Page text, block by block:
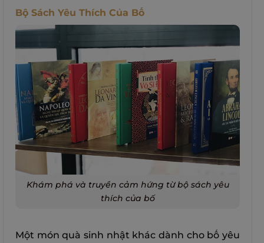
Bộ Sách Yêu Thích Của Bố
Khám phá và truyền cảm hứng từ bộ sách yêu
thích của bố
Một món quà sinh nhật khác dành cho bố yêu